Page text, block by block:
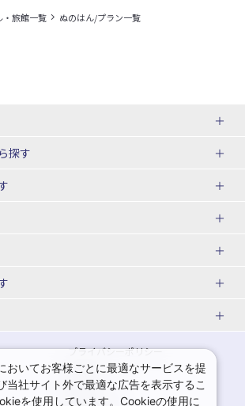
・旅館一覧 ぬのはん/プラン一覧
千葉県
探す
神奈川県ホテル・旅館
岩手旅行・ツアー
秋田旅行・ツアー
®への旅
ユニバーサル・スタジオ・ジャパ
内版 女子旅 国内版
版
ゴールデンウィーク（GW）の国内
旅行
7月の国内旅行
プライバシーポリシー
規約集
商標について
おいてお客様ごとに最適なサービスを提
当社サイト外で最適な広告を表示するこ
を使用しています。Cookieの使用に